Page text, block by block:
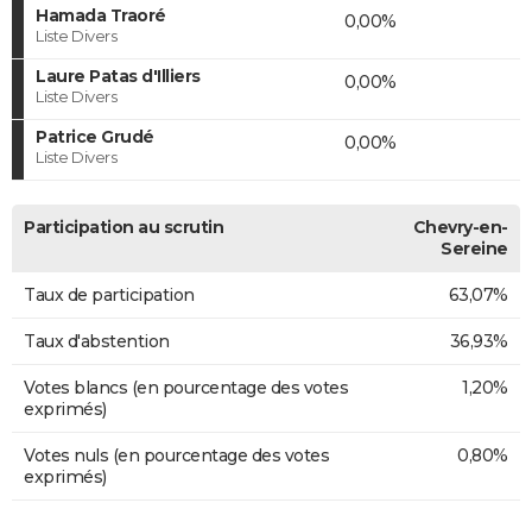
Hamada Traoré
Liste Divers
0,00%
Laure Patas d'Illiers
Liste Divers
0,00%
Patrice Grudé
Liste Divers
0,00%
Participation au scrutin
Chevry-en-
Sereine
Taux de participation 63,07%
Taux d'abstention 36,93%
Votes blancs (en pourcentage des votes
exprimés)
1,20%
Votes nuls (en pourcentage des votes
exprimés)
0,80%